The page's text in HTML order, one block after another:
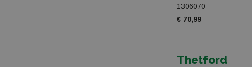
1306070
€ 70,99
Thetford